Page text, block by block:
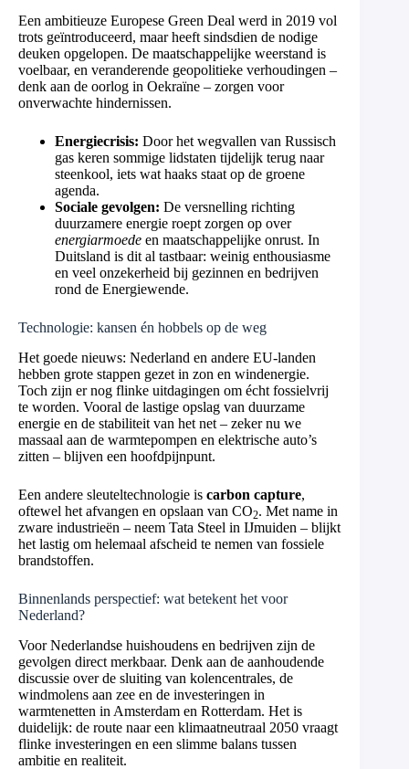
Een ambitieuze Europese Green Deal werd in 2019 vol
trots geïntroduceerd, maar heeft sindsdien de nodige
deuken opgelopen. De maatschappelijke weerstand is
voelbaar, en veranderende geopolitieke verhoudingen –
denk aan de oorlog in Oekraïne – zorgen voor
onverwachte hindernissen.
Energiecrisis: Door het wegvallen van Russisch
gas keren sommige lidstaten tijdelijk terug naar
steenkool, iets wat haaks staat op de groene
agenda.
Sociale gevolgen: De versnelling richting
duurzamere energie roept zorgen op over
energiarmoede en maatschappelijke onrust. In
Duitsland is dit al tastbaar: weinig enthousiasme
en veel onzekerheid bij gezinnen en bedrijven
rond de Energiewende.
Technologie: kansen én hobbels op de weg
Het goede nieuws: Nederland en andere EU-landen
hebben grote stappen gezet in zon en windenergie.
Toch zijn er nog flinke uitdagingen om écht fossielvrij
te worden. Vooral de lastige opslag van duurzame
energie en de stabiliteit van het net – zeker nu we
massaal aan de warmtepompen en elektrische auto’s
zitten – blijven een hoofdpijnpunt.
Een andere sleuteltechnologie is carbon capture,
oftewel het afvangen en opslaan van CO2. Met name in
zware industrieën – neem Tata Steel in IJmuiden – blijkt
het lastig om helemaal afscheid te nemen van fossiele
brandstoffen.
Binnenlands perspectief: wat betekent het voor
Nederland?
Voor Nederlandse huishoudens en bedrijven zijn de
gevolgen direct merkbaar. Denk aan de aanhoudende
discussie over de sluiting van kolencentrales, de
windmolens aan zee en de investeringen in
warmtenetten in Amsterdam en Rotterdam. Het is
duidelijk: de route naar een klimaatneutraal 2050 vraagt
flinke investeringen en een slimme balans tussen
ambitie en realiteit.